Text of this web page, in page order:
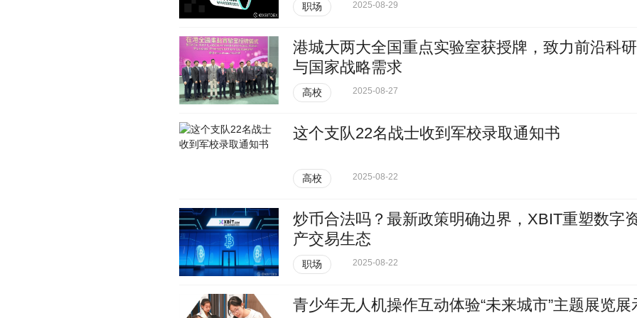
职场 2025-08-29
港城大两大全国重点实验室获授牌，致力前沿科研
与国家战略需求
高校 2025-08-27
这个支队22名战士收到军校录取通知书
高校 2025-08-22
炒币合法吗？最新政策明确边界，XBIT重塑数字
产交易生态
职场 2025-08-22
青少年无人机操作互动体验“未来城市”主题展览展